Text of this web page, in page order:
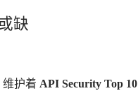
缺
维护着 API Security Top 10